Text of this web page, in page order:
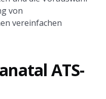
von
vereinfachen
ATS-